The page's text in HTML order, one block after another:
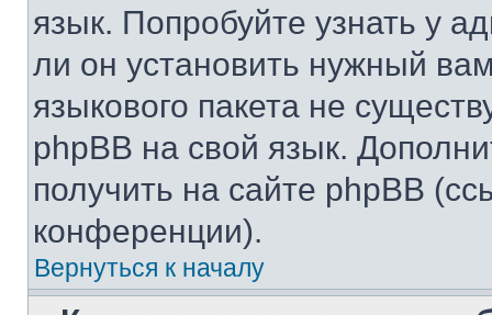
язык. Попробуйте узнать у
ли он установить нужный
языкового пакета не
phpBB на свой язык.
получить на сайте phpBB
конференции).
Вернуться к началу